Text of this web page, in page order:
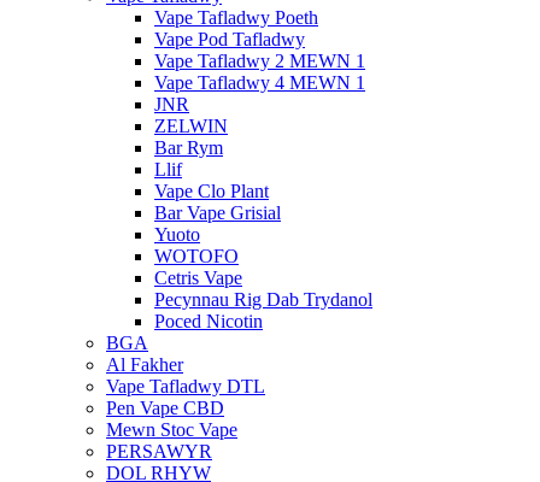
Vape Tafladwy Poeth
Vape Pod Tafladwy
Vape Tafladwy 2 MEWN 1
Vape Tafladwy 4 MEWN 1
JNR
ZELWIN
Bar Rym
Llif
Vape Clo Plant
Bar Vape Grisial
Yuoto
WOTOFO
Cetris Vape
Pecynnau Rig Dab Trydanol
Poced Nicotin
BGA
Al Fakher
Vape Tafladwy DTL
Pen Vape CBD
Mewn Stoc Vape
PERSAWYR
DOL RHYW